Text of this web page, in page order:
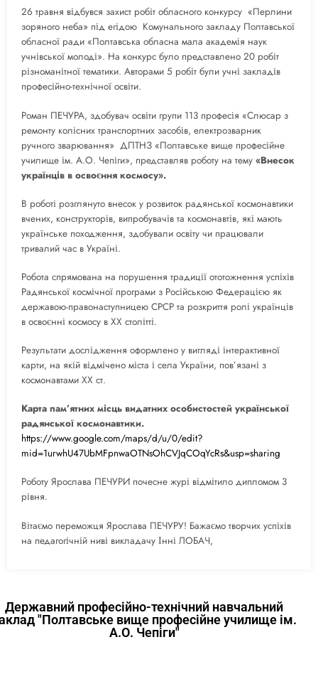
26 травня відбувся захист робіт обласного конкурсу «Перлини
зоряного неба» під егідою Комунального закладу Полтавської
обласної ради «Полтавська обласна мала академія наук
учнівської молоді». На конкурс було представлено 20 робіт
різноманітної тематики. Авторами 5 робіт були учні закладів
професійно-технічної освіти.
Роман ПЕЧУРА, здобувач освіти групи 113 професія «Слюсар з
ремонту колісних транспортних засобів, електрозварник
ручного зварювання» ДПТНЗ «Полтавське вище професійне
училище ім. А.О. Чепіги», представляв роботу на тему «Внесок
українців в освоєння космосу».
В роботі розглянуто внесок у розвиток радянської космонавтики
вчених, конструкторів, випробувачів та космонавтів, які мають
українське походження, здобували освіту чи працювали
тривалий час в Україні.
Робота спрямована на порушення традиції ототожнення успіхів
Радянської космічної програми з Російською Федерацією як
державою-правонаступницею СРСР та розкриття ролі українців
в освоєнні космосу в ХХ столітті.
Результати дослідження оформлено у вигляді інтерактивної
карти, на якій відмічено міста і села України, пов’язані з
космонавтами ХХ ст.
Карта пам’ятних місць видатних особистостей української
радянської космонавтики.
https://www.google.com/maps/d/u/0/edit?
mid=1urwhU47UbMFpnwaOTNsOhCVJqCOqYcRs&usp=sharing
Роботу Ярослава ПЕЧУРИ почесне журі відмітило дипломом 3
рівня.
Вітаємо переможця Ярослава ПЕЧУРУ! Бажаємо творчих успіхів
на педагогічній ниві викладачу Інні ЛОБАЧ,
Державний професійно-технічний навчальний
"Полтавське вище професійне училище ім.
А.О. Чепіги"